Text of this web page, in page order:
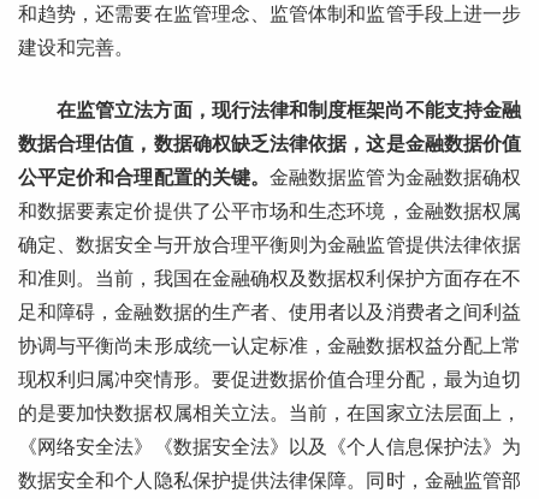
和趋势，还需要在监管理念、监管体制和监管手段上进一步
建设和完善。
在监管立法方面，现行法律和制度框架尚不能支持金融
数据合理估值，数据确权缺乏法律依据，这是金融数据价值
公平定价和合理配置的关键。金融数据监管为金融数据确权
和数据要素定价提供了公平市场和生态环境，金融数据权属
确定、数据安全与开放合理平衡则为金融监管提供法律依据
和准则。当前，我国在金融确权及数据权利保护方面存在不
足和障碍，金融数据的生产者、使用者以及消费者之间利益
协调与平衡尚未形成统一认定标准，金融数据权益分配上常
现权利归属冲突情形。要促进数据价值合理分配，最为迫切
的是要加快数据权属相关立法。当前，在国家立法层面上，
《网络安全法》《数据安全法》以及《个人信息保护法》为
数据安全和个人隐私保护提供法律保障。同时，金融监管部